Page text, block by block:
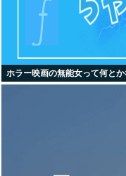
ホラー映画の無能女って何とか